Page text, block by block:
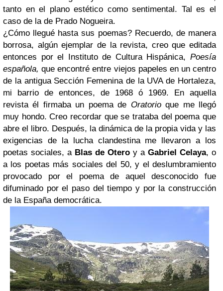
tanto en el plano estético como sentimental. Tal es el
caso de la de Prado Nogueira.
¿Cómo llegué hasta sus poemas? Recuerdo, de manera
borrosa, algún ejemplar de la revista, creo que editada
entonces por el Instituto de Cultura Hispánica, Poesía
española,que encontré entre viejos papeles en un centro
de la antigua Sección Femenina de la UVA de Hortaleza,
mi barrio de entonces, de 1968 ó 1969.
En aquella
revista él firmaba un poema de Oratorioque me llegó
muy hondo. Creo recordar que se trataba del poema que
abre el libro. Después, la dinámica de la propia vida y las
exigencias de la lucha clandestina me llevaron a los
poetas sociales, a Blas de Otero y a Gabriel Celaya, o
a los poetas más sociales del 50, y el deslumbramiento
provocado por el poema de aquel desconocido fue
difuminado por el paso del tiempo y por la construcción
de la España democrática.